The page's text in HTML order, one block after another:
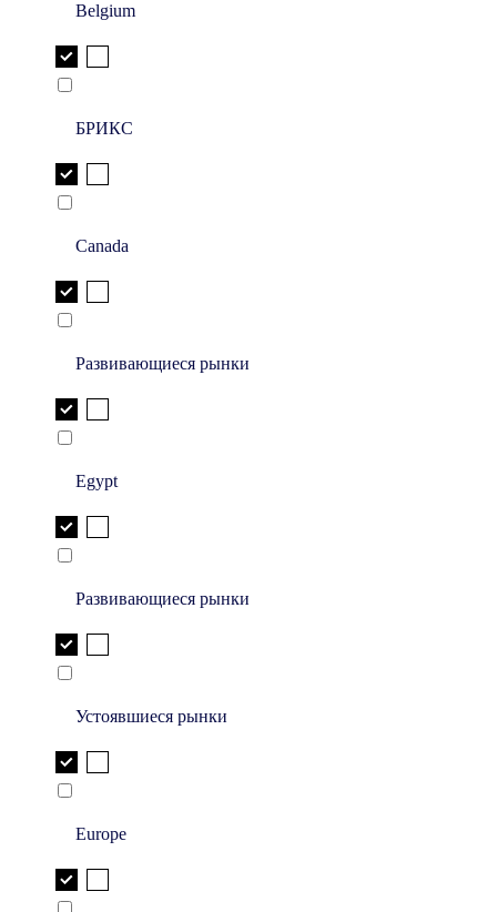
Belgium
БРИКС
Canada
Развивающиеся рынки
Egypt
Развивающиеся рынки
Устоявшиеся рынки
Europe